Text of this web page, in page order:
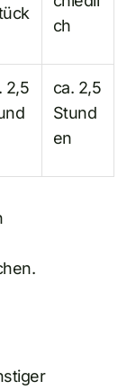
ch
2,5
ca. 2,5
Stund
en